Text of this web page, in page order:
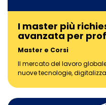
I master più
avanzata per
Master e Corsi
Il mercato del lavoro
nuove tecnologie,